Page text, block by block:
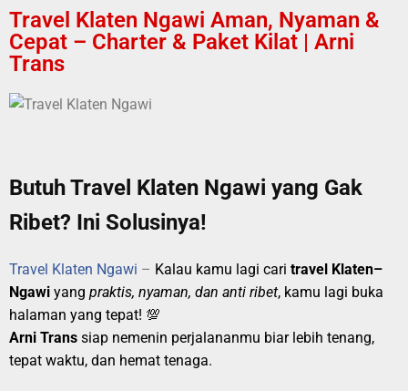
Travel Klaten Ngawi Aman, Nyaman &
Cepat – Charter & Paket Kilat | Arni
Trans
Butuh Travel Klaten Ngawi yang Gak
Ribet? Ini Solusinya!
Travel Klaten Ngawi – Kalau kamu lagi cari travel Klaten–
Ngawi yang praktis, nyaman, dan anti ribet, kamu lagi buka
halaman yang tepat! 💯
Arni Trans siap nemenin perjalananmu biar lebih tenang,
tepat waktu, dan hemat tenaga.